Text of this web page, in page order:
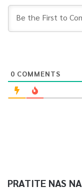
0 COMMENTS
PRATITE NAS NA